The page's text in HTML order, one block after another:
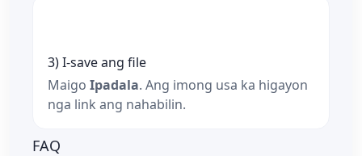
3) I-save ang file
Maigo Ipadala. Ang imong usa ka higayon
nga link ang nahabilin.
FAQ